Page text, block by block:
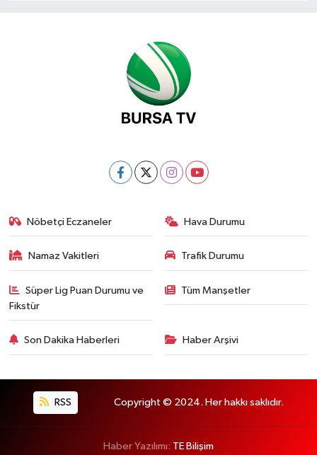
Nöbetçi Eczaneler Hava Durumu
Namaz Vakitleri Trafik Durumu
Süper Lig Puan Durumu ve
Fikstür
Tüm Manşetler
Son Dakika Haberleri Haber Arşivi
RSS Copyright © 2024. Her hakkı saklıdır.
Haber Yazılımı: TE Bilişim